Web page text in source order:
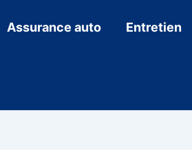
Assurance auto Entretien